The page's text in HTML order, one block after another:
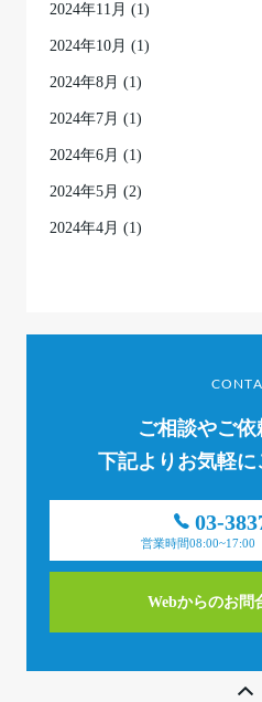
2024年11月 (1)
2024年10月 (1)
2024年8月 (1)
2024年7月 (1)
2024年6月 (1)
2024年5月 (2)
2024年4月 (1)
ご相談やご依
下記よりお気軽
03-
営業時間08:00~17:00
Webからのお問